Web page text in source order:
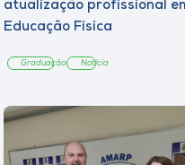
atualização profissional
Educação Física
Graduação Notícia